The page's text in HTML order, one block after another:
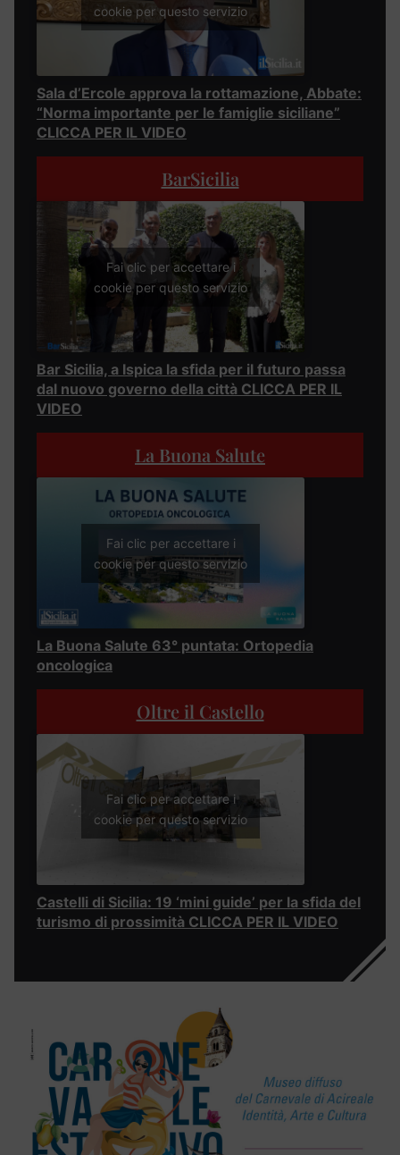
cookie per questo servizio
Sala d’Ercole approva la rottamazione, Abbate:
“Norma importante per le famiglie siciliane”
CLICCA PER IL VIDEO
BarSicilia
Fai clic per accettare i
cookie per questo servizio
Bar Sicilia, a Ispica la sfida per il futuro passa
dal nuovo governo della città CLICCA PER IL
VIDEO
La Buona Salute
Fai clic per accettare i
cookie per questo servizio
La Buona Salute 63° puntata: Ortopedia
oncologica
Oltre il Castello
Fai clic per accettare i
cookie per questo servizio
Castelli di Sicilia: 19 ‘mini guide’ per la sfida del
turismo di prossimità CLICCA PER IL VIDEO